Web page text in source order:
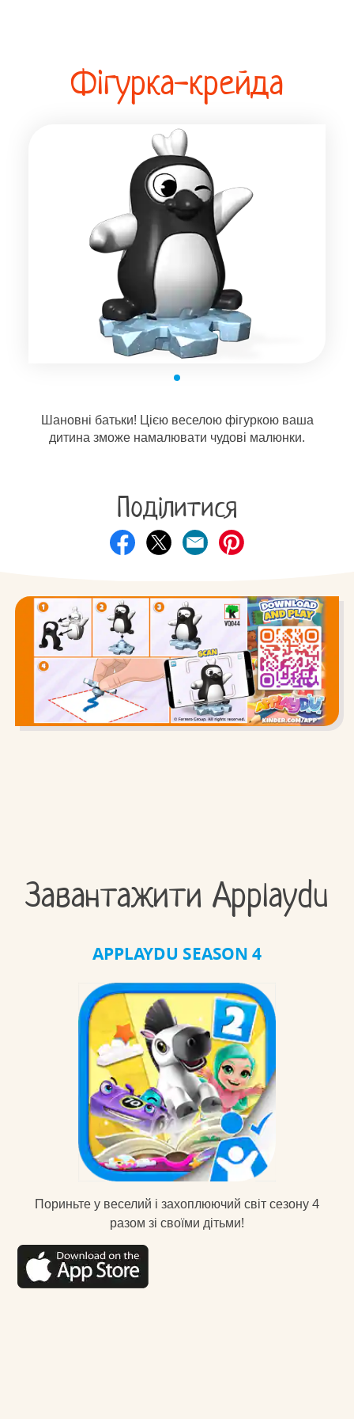
Фігурка-крейда
Шановні батьки! Цією веселою фігуркою ваша
дитина зможе намалювати чудові малюнки.
Поділитися
Завантажити Applaydu
APPLAYDU SEASON 4
Пориньте у веселий і захоплюючий світ сезону 4
разом зі своїми дітьми!